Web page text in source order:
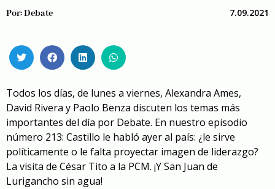
Por:Debate 7.09.2021
Todos los días, de lunes a viernes, Alexandra Ames,
David Rivera y Paolo Benza discuten los temas más
importantes del día por Debate. En nuestro episodio
número 213: Castillo le habló ayer al país: ¿le sirve
políticamente o le falta proyectar imagen de liderazgo?
La visita de César Tito a la PCM. ¡Y San Juan de
Lurigancho sin agua!